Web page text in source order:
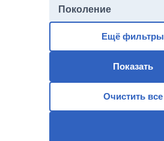
Поколение
Ещё фильтры
Показать
Очистить все